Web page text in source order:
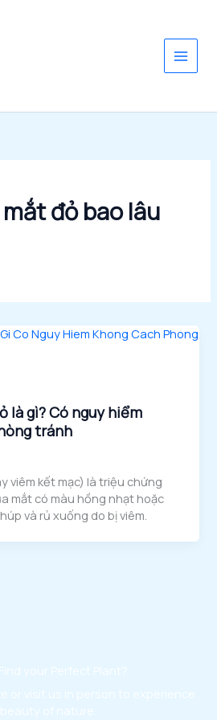
đỏ bao lâu
là gì? Có nguy hiểm
tránh
viêm kết mạc) là triệu chứng
mắt có màu hồng nhạt hoặc
và rủ xuống do bị viêm.
your Perfect Plant?
or visit us in person to experience
of nature.